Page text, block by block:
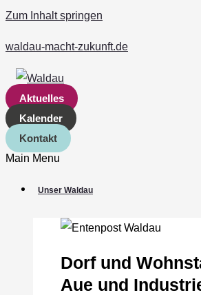
Zum Inhalt springen
waldau-macht-zukunft.de
Aktuelles
Kalender
Kontakt
Main Menu
Unser Waldau
Dorf und
Aue und